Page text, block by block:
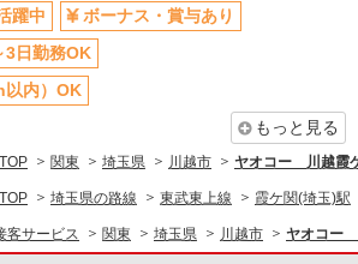
）OK
扶養内勤務OK
躍中
ボーナス・賞与あり
3日勤務OK
以内）OK
もっと見る
関東 埼玉県 川越市 ヤオコー 川越霞
埼玉県の路線 東武東上線 霞ケ関(埼玉)駅
客サービス 関東 埼玉県 川越市 ヤオコー